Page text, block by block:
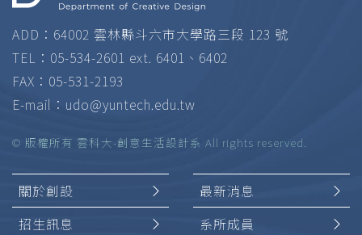
ADD：64002 雲林縣斗六市大學路三段 123 號
TEL：05-534-2601 ext. 6401、6402
FAX：05-531-2193
E-mail： udo@yuntech.edu.tw
© 版權所有 雲科大-創意生活設計系 All rights reserved.
關於創設
最新消息
招生訊息
系所成員